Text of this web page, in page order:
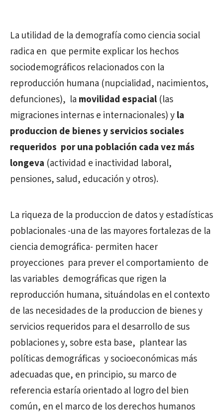
La utilidad de la demografía como ciencia social
radica en que permite explicar los hechos
sociodemográficos relacionados con la
reproducción humana (nupcialidad, nacimientos,
defunciones), la movilidad espacial (las
migraciones internas e internacionales) yla
produccion de bienes y servicios sociales
requeridos por una población cada vez más
longeva (actividad e inactividad laboral,
pensiones, salud, educación y otros).
La riqueza de la produccion de datos y estadísticas
poblacionales -una de las mayores fortalezas de la
ciencia demográfica- permiten hacer
proyecciones para prever el comportamiento de
las variables demográficas que rigen la
reproducción humana, situándolas en el contexto
de las necesidades de la produccion de bienes y
servicios requeridos para el desarrollo de sus
poblaciones y, sobre esta base, plantear las
políticas demográficas y socioeconómicas más
adecuadas que, en principio, su marco de
referencia estaría orientado al logro del bien
común, en el marco de los derechos humanos